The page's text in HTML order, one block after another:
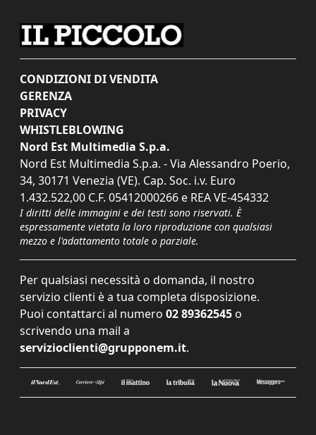
CONDIZIONI DI VENDITA
GERENZA
PRIVACY
WHISTLEBLOWING
Nord Est Multimedia S.p.a.
Nord Est Multimedia S.p.a. - Via Alessandro Poerio,
34, 30171 Venezia (VE). Cap. Soc. i.v. Euro
1.432.522,00 C.F. 05412000266 e REA VE-454332
I diritti delle immagini e dei testi sono riservati. È
espressamente vietata la loro riproduzione con qualsiasi
mezzo e l'adattamento totale o parziale.
Per qualsiasi necessità o domanda, il nostro
servizio clienti è a tua completa disposizione.
Puoi contattarci al numero 02 89362545 o
scrivendo una mail a
servizioclienti@grupponem.it.